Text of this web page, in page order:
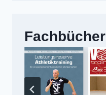
Fachbücher